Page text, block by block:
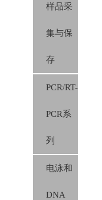
膜（硅
胶膜）
样品采
集与保
存
PCR/RT-
PCR系
列
电泳和
DNA